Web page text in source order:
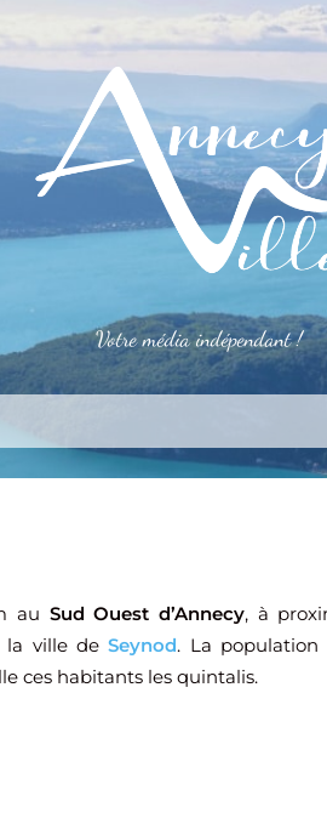
Votre média indépendant !
au Sud Ouest d’Annecy, à
la ville deSeynod. La population
ces habitants les quintalis.